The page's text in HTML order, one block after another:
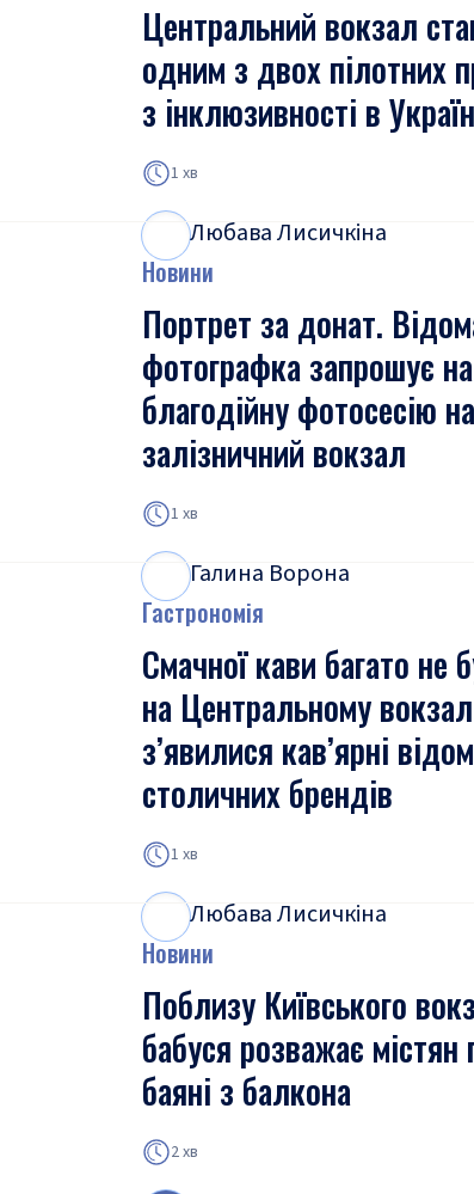
Центральний вокзал
одним з двох пілотних
з інклюзивності в
1 хв
Любава Лисичкіна
Новини
Портрет за донат.
фотографка запрошує на
благодійну фотосесію на
залізничний вокзал
1 хв
Галина Ворона
Гастрономія
Смачної кави багато не
на Центральному
з’явилися кав’ярні
столичних брендів
1 хв
Любава Лисичкіна
Новини
Поблизу Київського
бабуся розважає містян
баяні з балкона
2 хв